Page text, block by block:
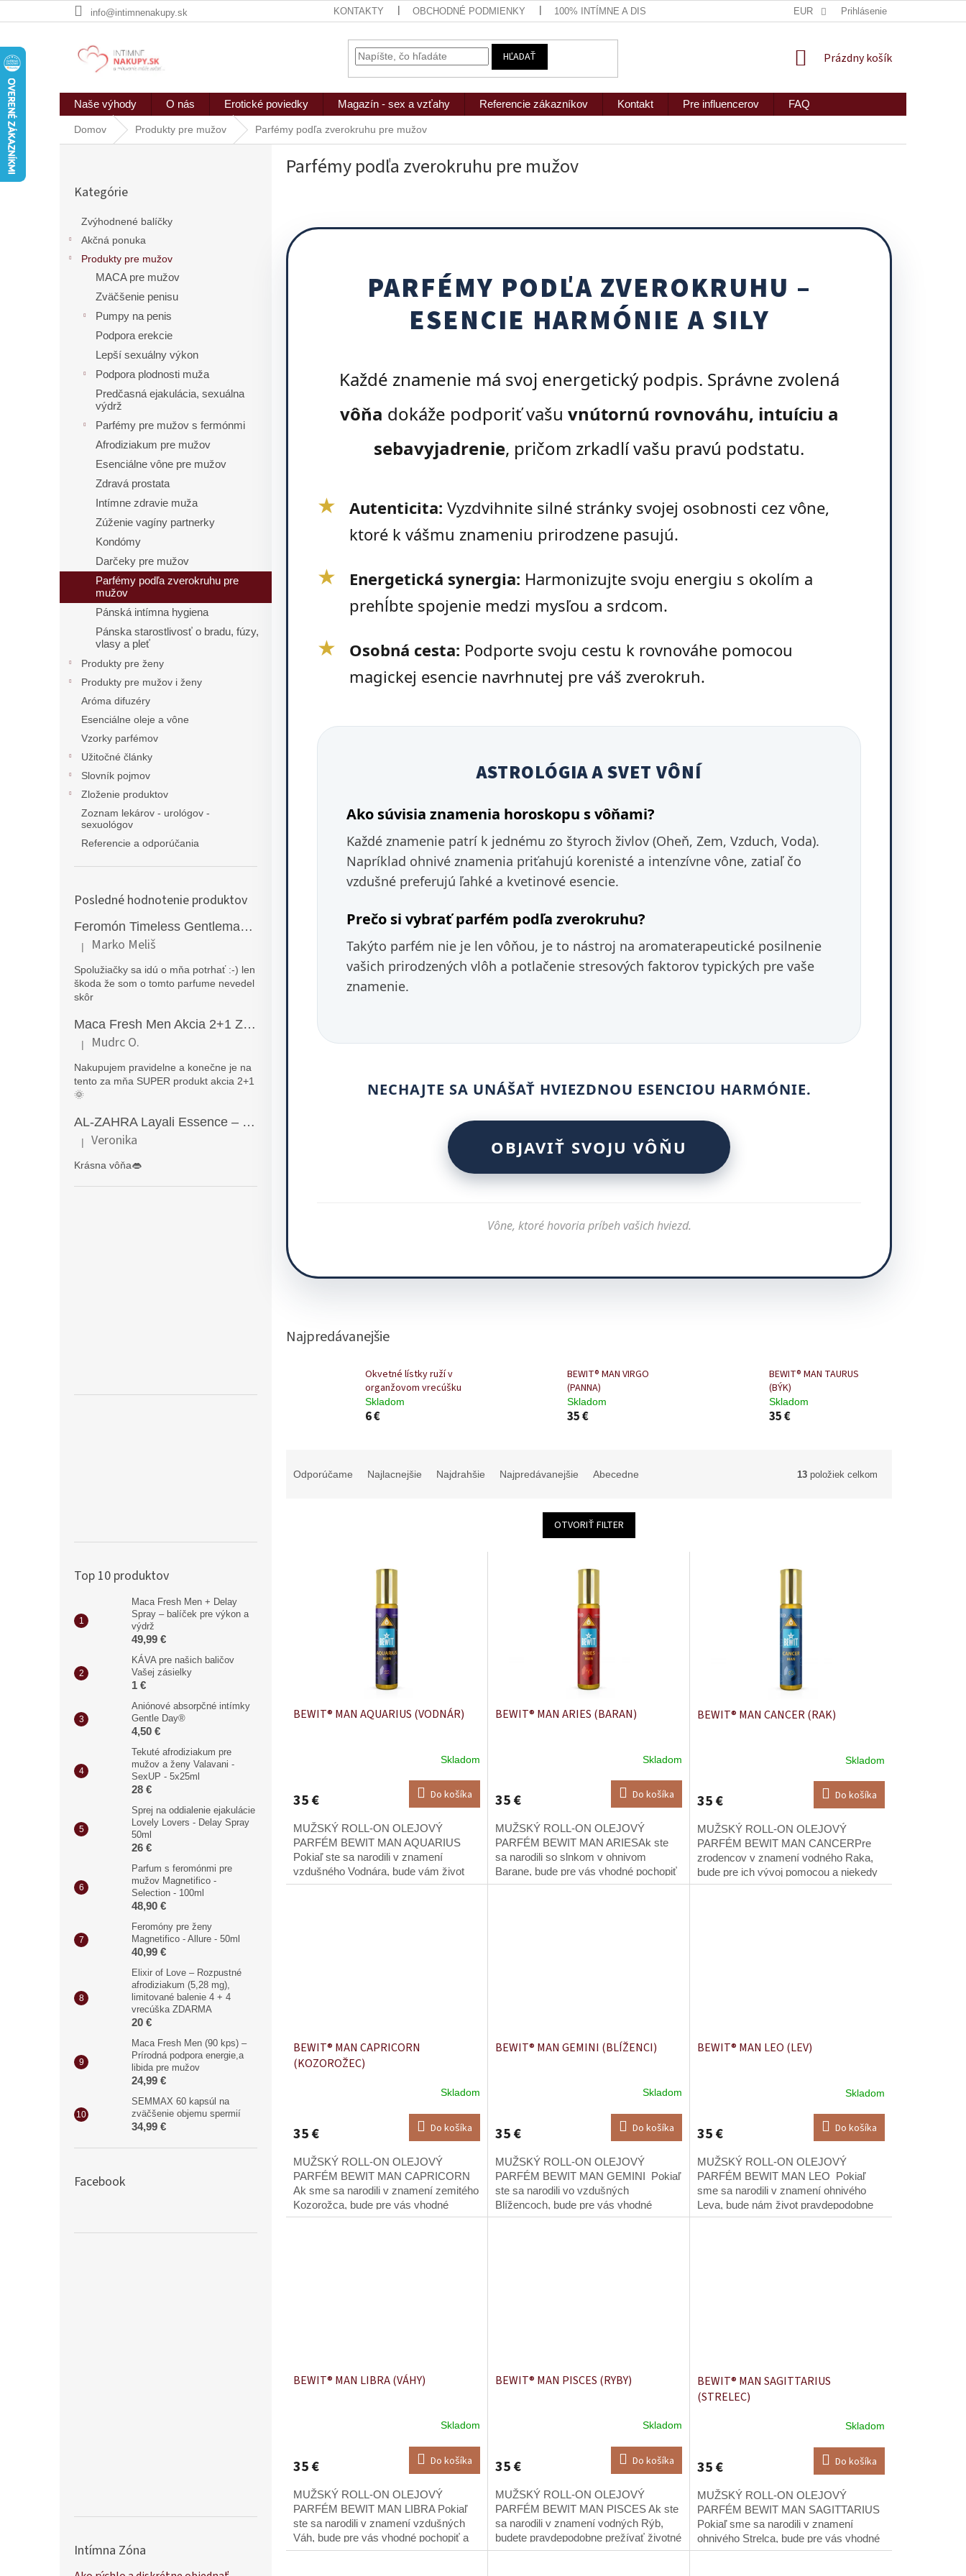
na
info@intimnenakupy.sk KONTAKTY OBCHODNÉ PODMIENKY 100% INTÍMNE A DISKRÉTNE ZASLANIE MAPA SERVERU 2PEOPLE S.R.O.
EUR Prihlásenie
HĽADAŤ
NÁKUPNÝ
Prázdny košík
Naše výhody O nás Erotické poviedky Magazín - sex a vzťahy Referencie zákazníkov Kontakt Pre influencerov FAQ
Domov Produkty pre mužov Parfémy podľa zverokruhu pre mužov
kategórie
Kategórie
Zvýhodnené balíčky
Akčná ponuka
Produkty pre mužov
MACA pre mužov
Zväčšenie penisu
Pumpy na penis
Podpora erekcie
Lepší sexuálny výkon
Podpora plodnosti muža
Predčasná ejakulácia, sexuálna
výdrž
Parfémy pre mužov s fermónmi
Afrodiziakum pre mužov
Esenciálne vône pre mužov
Zdravá prostata
Intímne zdravie muža
Zúženie vagíny partnerky
Kondómy
Darčeky pre mužov
Parfémy podľa zverokruhu pre
mužov
Pánská intímna hygiena
Pánska starostlivosť o bradu, fúzy,
vlasy a pleť
Produkty pre ženy
Produkty pre mužov i ženy
Aróma difuzéry
Esenciálne oleje a vône
Vzorky parfémov
Užitočné články
Slovník pojmov
Zloženie produktov
Zoznam lekárov - urológov -
sexuológov
Referencie a odporúčania
Posledné hodnotenie produktov
Feromón Timeless Gentleman silný feromónový parfém pre mužov - 50ml
Hodnotenie produktu je 5 z 5 hviezdičiek.
| Marko Meliš
Spolužiačky sa idú o mňa potrhať :-) len
škoda že som o tomto parfume nevedel
skôr
Maca Fresh Men Akcia 2+1 ZDARMA (270kapsúl )
Hodnotenie produktu je 5 z 5 hviezdičiek.
| Mudrc O.
Nakupujem pravidelne a konečne je na
tento za mňa SUPER produkt akcia 2+1
🌞
AL-ZAHRA Layali Essence – zmyselný arabský parfém pre ženy s originálnymi orientálnymi tónmi v luxusnom dubajskom štýle (50 ml)
Hodnotenie produktu je 5 z 5 hviezdičiek.
| Veronika
Krásna vôňa👄
Top 10 produktov
Maca Fresh Men + Delay
Spray – balíček pre výkon a
výdrž
49,99 €
KÁVA pre našich baličov
Vašej zásielky
1 €
Aniónové absorpčné intímky
Gentle Day®
4,50 €
Tekuté afrodiziakum pre
mužov a ženy Valavani -
SexUP - 5x25ml
28 €
Sprej na oddialenie ejakulácie
Lovely Lovers - Delay Spray
50ml
26 €
Parfum s feromónmi pre
mužov Magnetifico -
Selection - 100ml
48,90 €
Feromóny pre ženy
Magnetifico - Allure - 50ml
40,99 €
Elixir of Love – Rozpustné
afrodiziakum (5,28 mg),
limitované balenie 4 + 4
vrecúška ZDARMA
20 €
Maca Fresh Men (90 kps) –
Prírodná podpora energie,a
libida pre mužov
24,99 €
SEMMAX 60 kapsúl na
zväčšenie objemu spermií
34,99 €
Facebook
Intímna Zóna
Parfémy podľa zverokruhu pre mužov
PARFÉMY PODĽA ZVEROKRUHU –
ESENCIE HARMÓNIE A SILY
Každé znamenie má svoj energetický podpis. Správne zvolená
vôňa dokáže podporiť vašu vnútornú rovnováhu, intuíciu a
sebavyjadrenie, pričom zrkadlí vašu pravú podstatu.
★ Autenticita: Vyzdvihnite silné stránky svojej osobnosti cez vône,
ktoré k vášmu znameniu prirodzene pasujú.
★ Energetická synergia: Harmonizujte svoju energiu s okolím a
prehĺbte spojenie medzi mysľou a srdcom.
★ Osobná cesta: Podporte svoju cestu k rovnováhe pomocou
magickej esencie navrhnutej pre váš zverokruh.
ASTROLÓGIA A SVET VÔNÍ
Ako súvisia znamenia horoskopu s vôňami?
Každé znamenie patrí k jednému zo štyroch živlov (Oheň, Zem, Vzduch, Voda).
Napríklad ohnivé znamenia priťahujú korenisté a intenzívne vône, zatiaľ čo
vzdušné preferujú ľahké a kvetinové esencie.
Prečo si vybrať parfém podľa zverokruhu?
Takýto parfém nie je len vôňou, je to nástroj na aromaterapeutické posilnenie
vašich prirodzených vlôh a potlačenie stresových faktorov typických pre vaše
znamenie.
NECHAJTE SA UNÁŠAŤ HVIEZDNOU ESENCIOU HARMÓNIE.
OBJAVIŤ SVOJU VÔŇU
Vône, ktoré hovoria príbeh vašich hviezd.
Najpredávanejšie
Okvetné lístky ruží v
organžovom vrecúšku
Skladom
6 €
BEWIT® MAN VIRGO
(PANNA)
Skladom
35 €
BEWIT® MAN TAURUS
(BÝK)
Skladom
35 €
Odporúčame Najlacnejšie Najdrahšie Najpredávanejšie Abecedne 13 položiek celkom
OTVORIŤ FILTER
BEWIT® MAN AQUARIUS (VODNÁR)
Skladom
35 € Do košíka
MUŽSKÝ ROLL-ON OLEJOVÝ
PARFÉM BEWIT MAN AQUARIUS
Pokiaľ ste sa narodili v znamení
vzdušného Vodnára, bude vám život
pravdepodobne predkladať situácie a
BEWIT® MAN ARIES (BARAN)
Skladom
35 € Do košíka
MUŽSKÝ ROLL-ON OLEJOVÝ
PARFÉM BEWIT MAN ARIESAk ste
sa narodili so slnkom v ohnivom
Barane, bude pre vás vhodné pochopiť
a integrovať hodnoty protiľahlého
BEWIT® MAN CANCER (RAK)
Skladom
35 € Do košíka
MUŽSKÝ ROLL-ON OLEJOVÝ
PARFÉM BEWIT MAN CANCERPre
zrodencov v znamení vodného Raka,
bude pre ich vývoj pomocou a niekedy
aj výzvou, začleniť do svojho
BEWIT® MAN CAPRICORN
(KOZOROŽEC)
Skladom
35 € Do košíka
MUŽSKÝ ROLL-ON OLEJOVÝ
PARFÉM BEWIT MAN CAPRICORN
Ak sme sa narodili v znamení zemitého
Kozorožca, bude pre vás vhodné
pochopiť a integrovať hodnoty
BEWIT® MAN GEMINI (BLÍŽENCI)
Skladom
35 € Do košíka
MUŽSKÝ ROLL-ON OLEJOVÝ
PARFÉM BEWIT MAN GEMINI Pokiaľ
ste sa narodili vo vzdušných
Blížencoch, bude pre vás vhodné
pochopiť a integrovať hodnoty
BEWIT® MAN LEO (LEV)
Skladom
35 € Do košíka
MUŽSKÝ ROLL-ON OLEJOVÝ
PARFÉM BEWIT MAN LEO Pokiaľ
sme sa narodili v znamení ohnivého
Leva, bude nám život pravdepodobne
predkladať situácie a skúšky, ktoré pre
BEWIT® MAN LIBRA (VÁHY)
Skladom
35 € Do košíka
MUŽSKÝ ROLL-ON OLEJOVÝ
PARFÉM BEWIT MAN LIBRA Pokiaľ
ste sa narodili v znamení vzdušných
Váh, bude pre vás vhodné pochopiť a
integrovať hodnoty protiľahlého
BEWIT® MAN PISCES (RYBY)
Skladom
35 € Do košíka
MUŽSKÝ ROLL-ON OLEJOVÝ
PARFÉM BEWIT MAN PISCES Ak ste
sa narodili v znamení vodných Rýb,
budete pravdepodobne prežívať životné
situácie, ktoré Vás budú vyzývať na
BEWIT® MAN SAGITTARIUS
(STRELEC)
Skladom
35 € Do košíka
MUŽSKÝ ROLL-ON OLEJOVÝ
PARFÉM BEWIT MAN SAGITTARIUS
Pokiaľ sme sa narodili v znamení
ohnivého Strelca, bude pre vás vhodné
integrovať do svojho charakteru